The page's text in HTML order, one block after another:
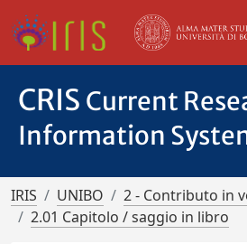
CRIS Current
Information
IRIS UNIBO
2 - Contributo in
2.01 Capitolo / saggio in libro